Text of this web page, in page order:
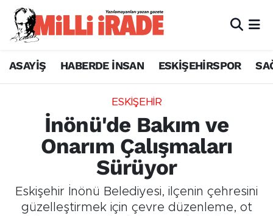
ASAYİŞ HABERDE İNSAN ESKİŞEHİRSPOR
ESKİŞEHİR
İnönü'de Bakım ve
Onarım Çalışmaları
Sürüyor
Eskişehir İnönü Belediyesi, ilçenin çehresini
güzelleştirmek için çevre düzenleme, ot